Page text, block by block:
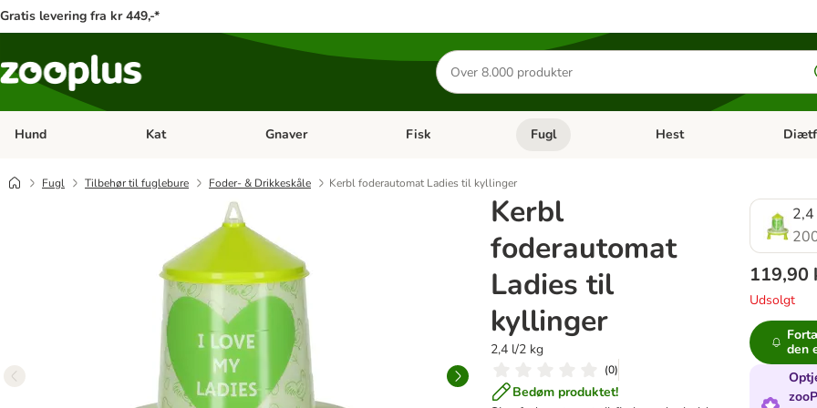
Gratis levering fra kr 449,-*
Søg
efter
produkter
Hund Åben kategori menu: Hund
Kat Åben kategori menu: Kat
Gnaver Åben kategori menu: Gnaver
Fisk Åben kategori menu: Fisk
Fugl Åben kategori menu: Fugl
Hest Åben
Fugl Tilbehør til fuglebure Foder- & Drikkeskåle Kerbl foderautomat Ladies til kyllinger
Kerbl
foderautomat
Ladies til
kyllinger
2,4 l/2 kg
(0)
Bedøm produktet!
119,90
Udsolgt
den